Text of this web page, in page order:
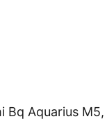
Bq Aquarius